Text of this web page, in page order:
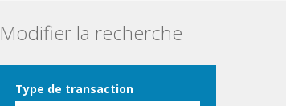
Modifier la recherche
Type de transaction